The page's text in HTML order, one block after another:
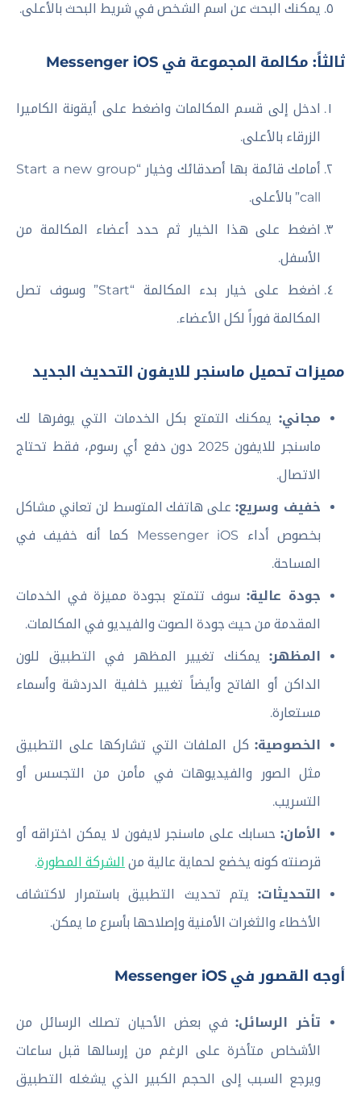
يمكنك البحث عن اسم الشخص في شريط البحث بالأعلى.
ثالثاً: مكالمة المجموعة في Messenger iOS
ادخل إلى قسم المكالمات واضغط على أيقونة الكاميرا
الزرقاء بالأعلى.
أمامك قائمة بها أصدقائك وخيار “Start a new group
call” بالأعلى.
اضغط على هذا الخيار ثم حدد أعضاء المكالمة من
الأسفل.
اضغط على خيار بدء المكالمة “Start” وسوف تصل
المكالمة فوراً لكل الأعضاء.
مميزات تحميل ماسنجر للايفون التحديث الجديد
مجاني: يمكنك التمتع بكل الخدمات التي يوفرها لك
ماسنجر للايفون 2025 دون دفع أي رسوم، فقط تحتاج
الاتصال.
خفيف وسريع:على هاتفك المتوسط لن تعاني مشاكل
بخصوص أداء Messenger iOS كما أنه خفيف في
المساحة.
جودة عالية: سوف تتمتع بجودة مميزة في الخدمات
المقدمة من حيث جودة الصوت والفيديو في المكالمات.
المظهر: يمكنك تغيير المظهر في التطبيق للون
الداكن أو الفاتح وأيضاً تغيير خلفية الدردشة وأسماء
مستعارة.
الخصوصية: كل الملفات التي تشاركها على التطبيق
مثل الصور والفيديوهات في مأمن من التجسس أو
التسريب.
الأمان: حسابك على ماسنجر لايفون لا يمكن اختراقه أو
قرصنته كونه يخضع لحماية عالية من الشركة المطورة.
التحديثات: يتم تحديث التطبيق باستمرار لاكتشاف
الأخطاء والثغرات الأمنية وإصلاحها بأسرع ما يمكن.
أوجه القصور في Messenger iOS
تأخر الرسائل:في بعض الأحيان تصلك الرسائل من
الأشخاص متأخرة على الرغم من إرسالها قبل ساعات
ويرجع السبب إلى الحجم الكبير الذي يشغله التطبيق